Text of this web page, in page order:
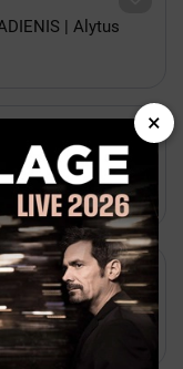
| Alytus


×